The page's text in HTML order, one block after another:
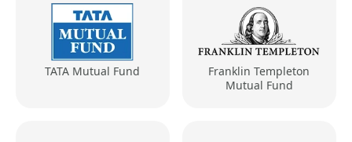
TATA Mutual Fund
Franklin Templeton
Mutual Fund